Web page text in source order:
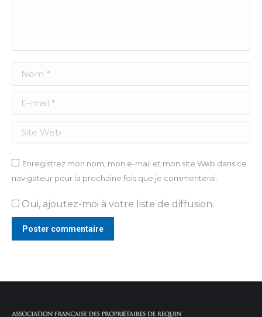
Nom *
E-mail *
Site Web
Enregistrez mon nom, mon e-mail et mon site Web dans ce
navigateur pour la prochaine fois que je commenterai.
Oui, ajoutez-moi à votre liste de diffusion.
Poster commentaire